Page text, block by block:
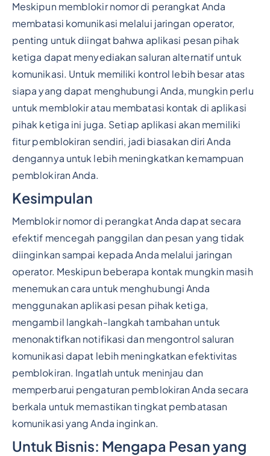
Meskipun memblokir nomor di perangkat Anda
membatasi komunikasi melalui jaringan operator,
penting untuk diingat bahwa aplikasi pesan pihak
ketiga dapat menyediakan saluran alternatif untuk
komunikasi. Untuk memiliki kontrol lebih besar atas
siapa yang dapat menghubungi Anda, mungkin perlu
untuk memblokir atau membatasi kontak di aplikasi
pihak ketiga ini juga. Setiap aplikasi akan memiliki
fitur pemblokiran sendiri, jadi biasakan diri Anda
dengannya untuk lebih meningkatkan kemampuan
pemblokiran Anda.
Kesimpulan
Memblokir nomor di perangkat Anda dapat secara
efektif mencegah panggilan dan pesan yang tidak
diinginkan sampai kepada Anda melalui jaringan
operator. Meskipun beberapa kontak mungkin masih
menemukan cara untuk menghubungi Anda
menggunakan aplikasi pesan pihak ketiga,
mengambil langkah-langkah tambahan untuk
menonaktifkan notifikasi dan mengontrol saluran
komunikasi dapat lebih meningkatkan efektivitas
pemblokiran. Ingatlah untuk meninjau dan
memperbarui pengaturan pemblokiran Anda secara
berkala untuk memastikan tingkat pembatasan
komunikasi yang Anda inginkan.
Untuk Bisnis: Mengapa Pesan yang